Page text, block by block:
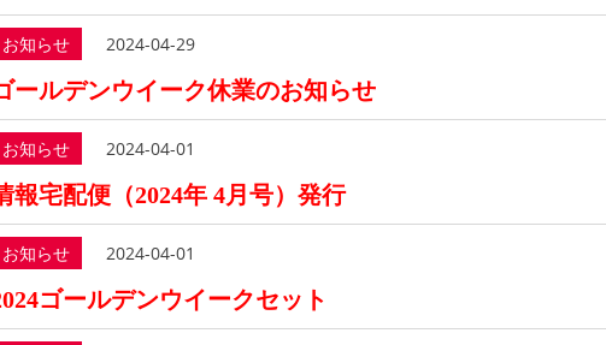
お知らせ 2024-04-29
ールデンウイーク休業のお知らせ
お知らせ 2024-04-01
報宅配便（2024年 4月号）発行
お知らせ 2024-04-01
ゴールデンウイークセット